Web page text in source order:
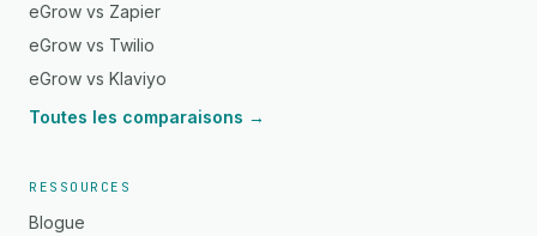
eGrow vs Zapier
eGrow vs Twilio
eGrow vs Klaviyo
Toutes les comparaisons →
RESSOURCES
Blogue